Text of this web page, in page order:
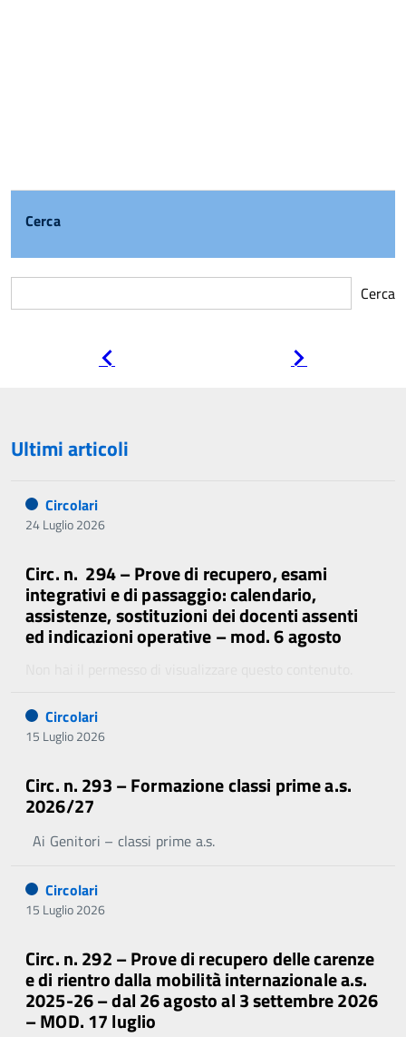
Cerca
Cerca
Ultimi articoli
Circolari
24 Luglio 2026
Circ. n. 294 – Prove di recupero, esami
integrativi e di passaggio: calendario,
assistenze, sostituzioni dei docenti assenti
ed indicazioni operative – mod. 6 agosto
Circolari
15 Luglio 2026
Circ. n. 293 – Formazione classi prime a.s.
2026/27
Ai Genitori – classi prime a.s.
Circolari
15 Luglio 2026
Circ. n. 292 – Prove di recupero delle carenze
e di rientro dalla mobilità internazionale a.s.
2025-26 – dal 26 agosto al 3 settembre 2026
– MOD. 17 luglio